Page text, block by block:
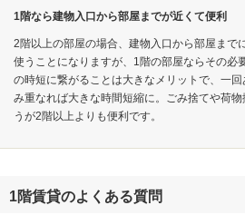
1階なら建物入口から部屋までが近くて便利
2階以上の部屋の場合、建物入口から部屋まで
使うことになりますが、1階の部屋ならその必
の時短に繋がることは大きなメリットで、一
み重なれば大きな時間短縮に。ごみ捨てや荷
うが2階以上よりも便利です。
1階賃貸のよくある質問